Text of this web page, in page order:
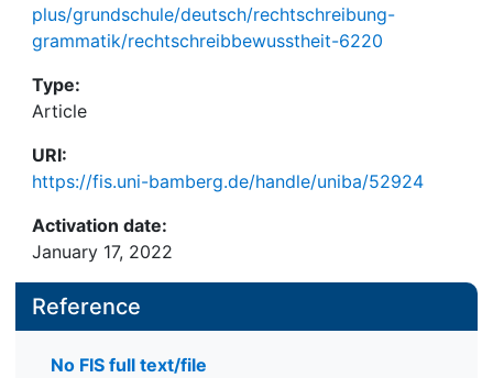
plus/grundschule/deutsch/rechtschreibung-
grammatik/rechtschreibbewusstheit-6220
Type:
Article
URI:
https://fis.uni-bamberg.de/handle/uniba/52924
Activation date:
January 17, 2022
Reference
No FIS full text/file